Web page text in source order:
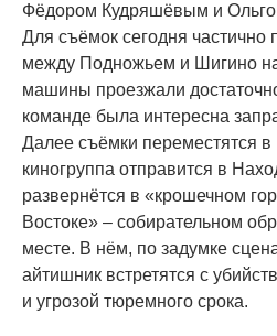
Фёдором Кудряшёвым и
Для съёмок сегодня частично
между Подножьем и Шигино
машины проезжали
команде была интересна
Далее съёмки переместятся в
киногруппа отправится в
развернётся в «крошечном
Востоке» – собирательном
месте. В нём, по задумке
айтишник встретятся с
и угрозой тюремного срока.